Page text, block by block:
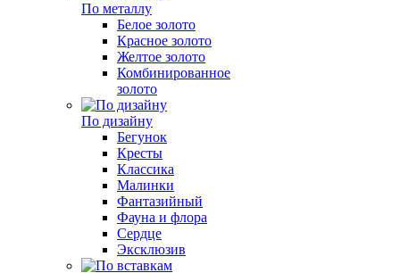
По металлу
Белое золото
Красное золото
Желтое золото
Комбинированное
золото
По дизайну
Бегунок
Кресты
Классика
Малинки
Фантазийный
Фауна и флора
Сердце
Эксклюзив